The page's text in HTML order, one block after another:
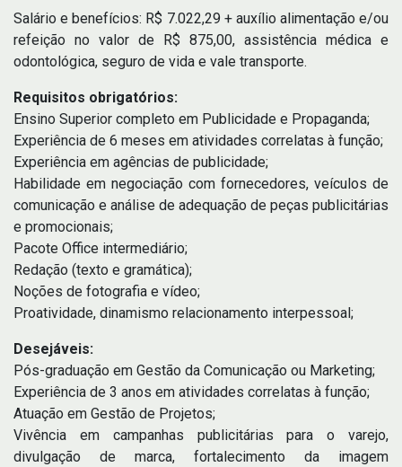
Salário e benefícios: R$ 7.022,29 + auxílio alimentação e/ou
refeição no valor de R$ 875,00, assistência médica e
odontológica, seguro de vida e vale transporte.
Requisitos obrigatórios:
Ensino Superior completo em Publicidade e Propaganda;
Experiência de 6 meses em atividades correlatas à função;
Experiência em agências de publicidade;
Habilidade em negociação com fornecedores, veículos de
comunicação e análise de adequação de peças publicitárias
e promocionais;
Pacote Office intermediário;
Redação (texto e gramática);
Noções de fotografia e vídeo;
Proatividade, dinamismo relacionamento interpessoal;
Desejáveis:
Pós-graduação em Gestão da Comunicação ou Marketing;
Experiência de 3 anos em atividades correlatas à função;
Atuação em Gestão de Projetos;
Vivência em campanhas publicitárias para o varejo,
divulgação de marca, fortalecimento da imagem